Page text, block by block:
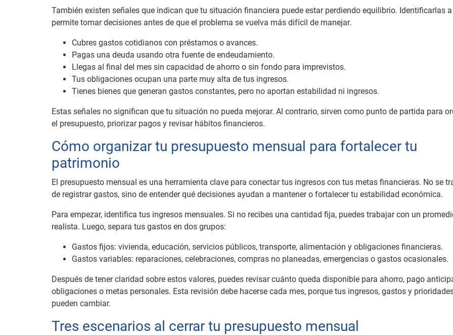
También existen señales que indican que tu situación financiera puede estar perdiendo equilibrio. Identificarlas
permite tomar decisiones antes de que el problema se vuelva más difícil de manejar.
Cubres gastos cotidianos con préstamos o avances.
Pagas una deuda usando otra fuente de endeudamiento.
Llegas al final del mes sin capacidad de ahorro o sin fondo para imprevistos.
Tus obligaciones ocupan una parte muy alta de tus ingresos.
Tienes bienes que generan gastos constantes, pero no aportan estabilidad ni ingresos.
Estas señales no significan que tu situación no pueda mejorar. Al contrario, sirven como punto de partida para
el presupuesto, priorizar pagos y revisar hábitos financieros.
Cómo organizar tu presupuesto mensual para fortalecer tu
patrimonio
El presupuesto mensual es una herramienta clave para conectar tus ingresos con tus metas financieras. No se
de registrar gastos, sino de entender qué decisiones ayudan a mantener o fortalecer tu estabilidad económica.
Para empezar, identifica tus ingresos mensuales. Si no recibes una cantidad fija, puedes trabajar con un
realista. Luego, separa tus gastos en dos grupos:
Gastos fijos: vivienda, educación, servicios públicos, transporte, alimentación y obligaciones financieras.
Gastos variables: reparaciones, celebraciones, compras no planeadas, emergencias o gastos ocasionales.
Después de tener claridad sobre estos valores, puedes revisar cuánto queda disponible para ahorro, pago
obligaciones o metas personales. Esta revisión debe hacerse cada mes, porque tus ingresos, gastos y
pueden cambiar.
Tres escenarios al cerrar tu presupuesto mensual